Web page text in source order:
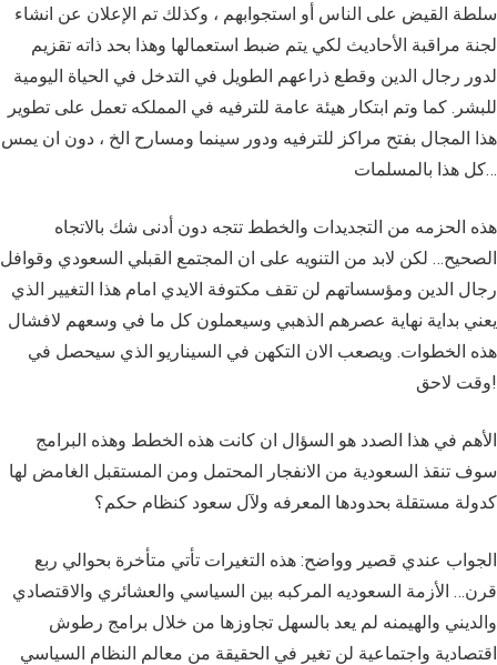
سلطة القيض على الناس أو استجوابهم ، وكذلك تم الإعلان عن انشاء
لجنة مراقبة الأحاديث لكي يتم ضبط استعمالها وهذا بحد ذاته تقزيم
لدور رجال الدين وقطع ذراعهم الطويل في التدخل في الحياة اليومية
للبشر. كما وتم ابتكار هيئة عامة للترفيه في المملكه تعمل على تطوير
هذا المجال بفتح مراكز للترفيه ودور سينما ومسارح الخ ، دون ان يمس
كل هذا بالمسلمات…
هذه الحزمه من التجديدات والخطط تتجه دون أدنى شك بالاتجاه
الصحيح… لكن لابد من التنويه على ان المجتمع القبلي السعودي وقوافل
رجال الدين ومؤسساتهم لن تقف مكتوفة الايدي امام هذا التغيير الذي
يعني بداية نهاية عصرهم الذهبي وسيعملون كل ما في وسعهم لافشال
هذه الخطوات. ويصعب الان التكهن في السيناريو الذي سيحصل في
وقت لاحق!
الأهم في هذا الصدد هو السؤال ان كانت هذه الخطط وهذه البرامج
سوف تنقذ السعودية من الانفجار المحتمل ومن المستقبل الغامض لها
كدولة مستقلة بحدودها المعرفه ولآل سعود كنظام حكم؟
الجواب عندي قصير وواضح: هذه التغيرات تأتي متأخرة بحوالي ربع
قرن… الأزمة السعوديه المركبه بين السياسي والعشائري والاقتصادي
والديني والهيمنه لم يعد بالسهل تجاوزها من خلال برامج رطوش
اقتصادية واجتماعية لن تغير في الحقيقة من معالم النظام السياسي